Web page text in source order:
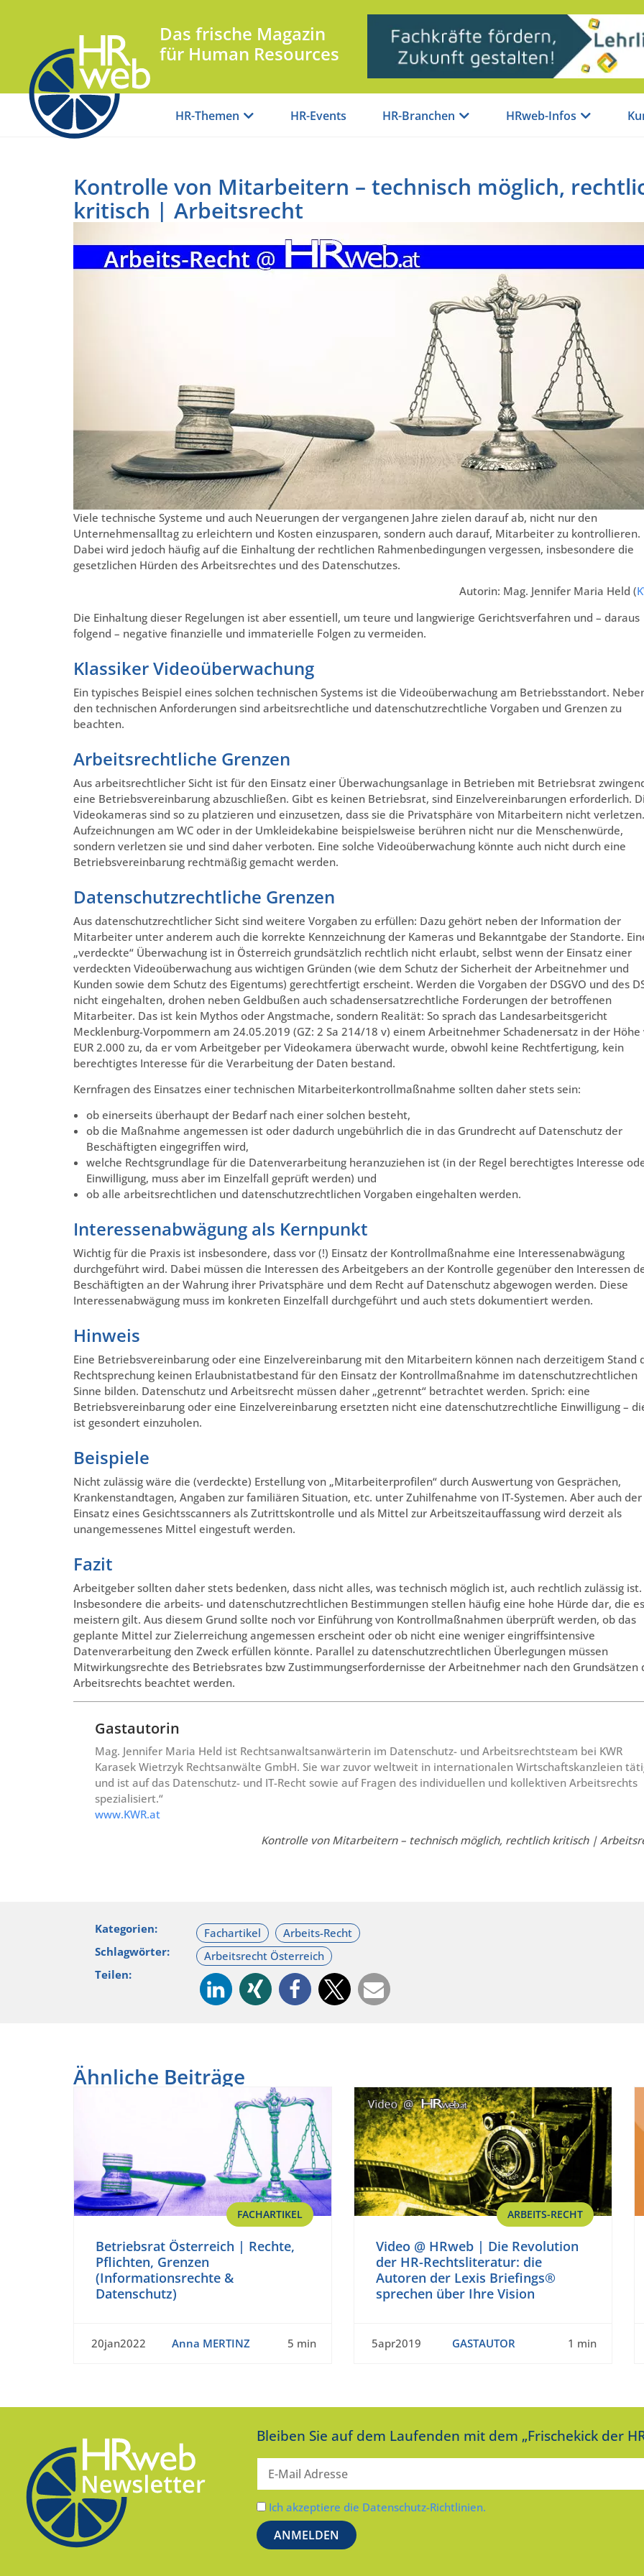
Das frische Magazin
für Human Resources
HR-Themen HR-Events HR-Branchen HRweb-Infos
Kontrolle von Mitarbeitern – technisch möglich,
kritisch | Arbeitsrecht
Viele technische Systeme und auch Neuerungen der vergangenen Jahre zielen darauf ab, nicht nur den
Unternehmensalltag zu erleichtern und Kosten einzusparen, sondern auch darauf, Mitarbeiter zu kontrollieren.
Dabei wird jedoch häufig auf die Einhaltung der rechtlichen Rahmenbedingungen vergessen, insbesondere die
gesetzlichen Hürden des Arbeitsrechtes und des Datenschutzes.
Autorin: Mag. Jennifer Maria Held (
Die Einhaltung dieser Regelungen ist aber essentiell, um teure und langwierige Gerichtsverfahren und – daraus
folgend – negative finanzielle und immaterielle Folgen zu vermeiden.
Klassiker Videoüberwachung
Ein typisches Beispiel eines solchen technischen Systems ist die Videoüberwachung am Betriebsstandort.
den technischen Anforderungen sind arbeitsrechtliche und datenschutzrechtliche Vorgaben und Grenzen zu
beachten.
Arbeitsrechtliche Grenzen
Aus arbeitsrechtlicher Sicht ist für den Einsatz einer Überwachungsanlage in Betrieben mit Betriebsrat
eine Betriebsvereinbarung abzuschließen. Gibt es keinen Betriebsrat, sind Einzelvereinbarungen erforderlich.
Videokameras sind so zu platzieren und einzusetzen, dass sie die Privatsphäre von Mitarbeitern nicht verletzen.
Aufzeichnungen am WC oder in der Umkleidekabine beispielsweise berühren nicht nur die Menschenwürde,
sondern verletzen sie und sind daher verboten. Eine solche Videoüberwachung könnte auch nicht durch eine
Betriebsvereinbarung rechtmäßig gemacht werden.
Datenschutzrechtliche Grenzen
Aus datenschutzrechtlicher Sicht sind weitere Vorgaben zu erfüllen: Dazu gehört neben der Information der
Mitarbeiter unter anderem auch die korrekte Kennzeichnung der Kameras und Bekanntgabe der Standorte.
„verdeckte“ Überwachung ist in Österreich grundsätzlich rechtlich nicht erlaubt, selbst wenn der Einsatz einer
verdeckten Videoüberwachung aus wichtigen Gründen (wie dem Schutz der Sicherheit der Arbeitnehmer und
Kunden sowie dem Schutz des Eigentums) gerechtfertigt erscheint. Werden die Vorgaben der DSGVO und des
nicht eingehalten, drohen neben Geldbußen auch schadensersatzrechtliche Forderungen der betroffenen
Mitarbeiter. Das ist kein Mythos oder Angstmache, sondern Realität: So sprach das Landesarbeitsgericht
Mecklenburg-Vorpommern am 24.05.2019 (GZ: 2 Sa 214/18 v) einem Arbeitnehmer Schadenersatz in der Höhe
EUR 2.000 zu, da er vom Arbeitgeber per Videokamera überwacht wurde, obwohl keine Rechtfertigung, kein
berechtigtes Interesse für die Verarbeitung der Daten bestand.
Kernfragen des Einsatzes einer technischen Mitarbeiterkontrollmaßnahme sollten daher stets sein:
ob einerseits überhaupt der Bedarf nach einer solchen besteht,
ob die Maßnahme angemessen ist oder dadurch ungebührlich die in das Grundrecht auf Datenschutz der
Beschäftigten eingegriffen wird,
welche Rechtsgrundlage für die Datenverarbeitung heranzuziehen ist (in der Regel berechtigtes Interesse
Einwilligung, muss aber im Einzelfall geprüft werden) und
ob alle arbeitsrechtlichen und datenschutzrechtlichen Vorgaben eingehalten werden.
Interessenabwägung als Kernpunkt
Wichtig für die Praxis ist insbesondere, dass vor (!) Einsatz der Kontrollmaßnahme eine Interessenabwägung
durchgeführt wird. Dabei müssen die Interessen des Arbeitgebers an der Kontrolle gegenüber den Interessen
Beschäftigten an der Wahrung ihrer Privatsphäre und dem Recht auf Datenschutz abgewogen werden. Diese
Interessenabwägung muss im konkreten Einzelfall durchgeführt und auch stets dokumentiert werden.
Hinweis
Eine Betriebsvereinbarung oder eine Einzelvereinbarung mit den Mitarbeitern können nach derzeitigem Stand
Rechtsprechung keinen Erlaubnistatbestand für den Einsatz der Kontrollmaßnahme im datenschutzrechtlichen
Sinne bilden. Datenschutz und Arbeitsrecht müssen daher „getrennt“ betrachtet werden. Sprich: eine
Betriebsvereinbarung oder eine Einzelvereinbarung ersetzten nicht eine datenschutzrechtliche Einwilligung –
ist gesondert einzuholen.
Beispiele
Nicht zulässig wäre die (verdeckte) Erstellung von „Mitarbeiterprofilen“ durch Auswertung von Gesprächen,
Krankenstandtagen, Angaben zur familiären Situation, etc. unter Zuhilfenahme von IT-Systemen. Aber auch der
Einsatz eines Gesichtsscanners als Zutrittskontrolle und als Mittel zur Arbeitszeitauffassung wird derzeit als
unangemessenes Mittel eingestuft werden.
Fazit
Arbeitgeber sollten daher stets bedenken, dass nicht alles, was technisch möglich ist, auch rechtlich zulässig ist.
Insbesondere die arbeits- und datenschutzrechtlichen Bestimmungen stellen häufig eine hohe Hürde dar, die
meistern gilt. Aus diesem Grund sollte noch vor Einführung von Kontrollmaßnahmen überprüft werden, ob das
geplante Mittel zur Zielerreichung angemessen erscheint oder ob nicht eine weniger eingriffsintensive
Datenverarbeitung den Zweck erfüllen könnte. Parallel zu datenschutzrechtlichen Überlegungen müssen
Mitwirkungsrechte des Betriebsrates bzw Zustimmungserfordernisse der Arbeitnehmer nach den Grundsätzen
Arbeitsrechts beachtet werden.
Gastautorin
Mag. Jennifer Maria Held ist Rechtsanwaltsanwärterin im Datenschutz- und Arbeitsrechtsteam bei KWR
Karasek Wietrzyk Rechtsanwälte GmbH. Sie war zuvor weltweit in internationalen Wirtschaftskanzleien
und ist auf das Datenschutz- und IT-Recht sowie auf Fragen des individuellen und kollektiven Arbeitsrechts
spezialisiert.“
www.KWR.at
Kontrolle von Mitarbeitern – technisch möglich, rechtlich kritisch |
Kategorien:
Schlagwörter:
Teilen:
Ähnliche Beiträge
FACHARTIKEL
Betriebsrat Österreich | Rechte,
Pflichten, Grenzen
(Informationsrechte &
Datenschutz)
20jan2022 Anna MERTINZ 5 min
ARBEITS-RECHT
Video @ HRweb | Die Revolution
der HR-Rechtsliteratur: die
Autoren der Lexis Briefings®
sprechen über Ihre Vision
5apr2019 GASTAUTOR 1 min
Bleiben Sie auf dem Laufenden mit dem „Frischekick der
Ich akzeptiere die Datenschutz-Richtlinien.